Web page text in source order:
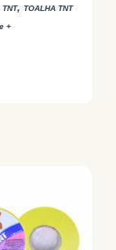
TNT,TOALHA TNT
+